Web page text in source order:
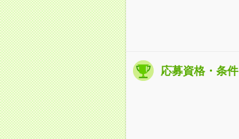
応募資格・条件